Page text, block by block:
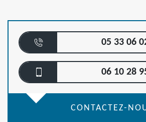
05 33 06
06 10 28
CONTACTEZ-